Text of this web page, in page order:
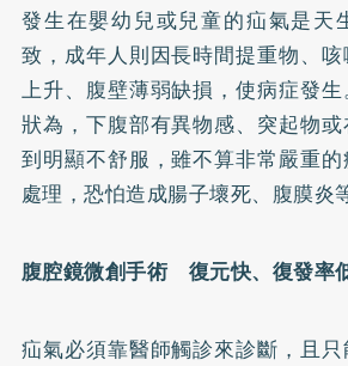
發生在嬰幼兒或兒童的疝氣是天
致，成年人則因長時間提重物、咳
上升、腹壁薄弱缺損，使病症發
狀為，下腹部有異物感、突起物
到明顯不舒服，雖不算非常嚴重
處理，恐怕造成腸子壞死、腹膜炎
腹腔鏡微創手術 復元快、復發率
疝氣必須靠醫師觸診來診斷，且